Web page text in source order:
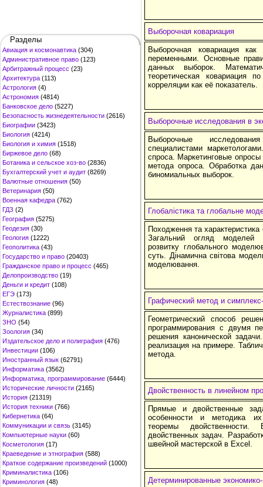
Разделы
Авиация и космонавтика (304)
Административное право (123)
Арбитражный процесс (23)
Архитектура (113)
Астрология (4)
Астрономия (4814)
Банковское дело (5227)
Безопасность жизнедеятельности (2616)
Биографии (3423)
Биология (4214)
Биология и химия (1518)
Биржевое дело (68)
Ботаника и сельское хоз-во (2836)
Бухгалтерский учет и аудит (8269)
Валютные отношения (50)
Ветеринария (50)
Военная кафедра (762)
ГДЗ (2)
География (5275)
Геодезия (30)
Геология (1222)
Геополитика (43)
Государство и право (20403)
Гражданское право и процесс (465)
Делопроизводство (19)
Деньги и кредит (108)
ЕГЭ (173)
Естествознание (96)
Журналистика (899)
ЗНО (54)
Зоология (34)
Издательское дело и полиграфия (476)
Инвестиции (106)
Иностранный язык (62791)
Информатика (3562)
Информатика, программирование (6444)
Исторические личности (2165)
История (21319)
История техники (766)
Кибернетика (64)
Коммуникации и связь (3145)
Компьютерные науки (60)
Косметология (17)
Краеведение и этнография (588)
Краткое содержание произведений (1000)
Криминалистика (106)
Криминология (48)
Выборочная ковариация
Выборочная ковариация
переменными. Основные
данных выборок.
теоретическая ковариация
корреляции как её показатель.
Выборочные исследования в
Выборочные
специалистами
спроса. Маркетинговые
метода опроса. Обработка
биномиальных выборок.
Глобалістика та глобальне
Походження та
Загальний огляд моделей
розвитку глобального
суть. Дінамична світова
моделювання.
Графический метод и
Геометрический способ
программирования с двумя
решения канонической
реализация на примере.
метода.
Двойственность в линейном
Прямые и двойственные
особенности и методика
теоремы двойственности.
двойственных задач.
швейной мастерской в Excel.
Детерминированные